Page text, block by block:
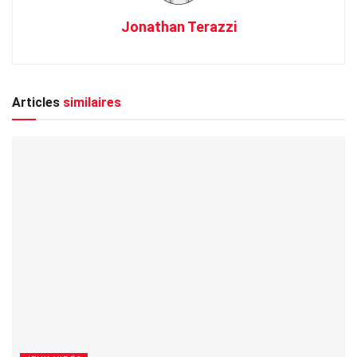
Jonathan Terazzi
Articles similaires